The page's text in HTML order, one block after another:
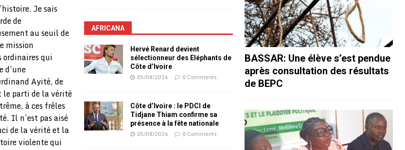
Je sais
de
au seuil de
mission
ordinaires qui
d’une
Ayité, de
le parti de la vérité
à ces frêles
Il n’est pas aisé
de la vérité et la
violente qui
AFRICANA
Hervé Renard devient
sélectionneur des Eléphants de
Côte d’Ivoire
05/08/2026 0 Comments
Côte d’Ivoire : le PDCI de
Tidjane Thiam confirme sa
présence à la fête nationale
05/08/2026 0 Comments
BASSAR: Une élève s’est pendue
après consultation des résultats
de BEPC